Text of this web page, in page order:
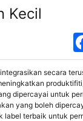
Kecil
secara
dipercayai untuk
yang boleh
label terbaik untuk